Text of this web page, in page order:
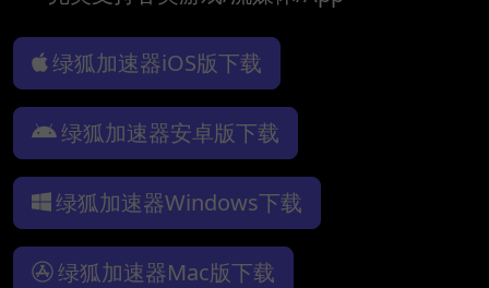
绿狐加速器iOS版下载
绿狐加速器安卓版下载
绿狐加速器Windows下载
绿狐加速器Mac版下载